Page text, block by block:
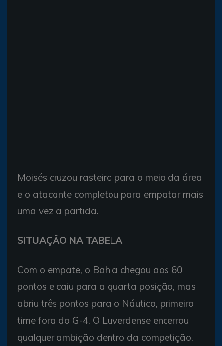
Moisés cruzou rasteiro para o meio da área
e o atacante completou para empatar mais
uma vez a partida.
SITUAÇÃO NA TABELA
Com o empate, o Bahia chegou aos 60
pontos e caiu para a quarta posição, mas
abriu três pontos para o Náutico, primeiro
time fora do G-4. O Luverdense encerrou
qualquer ambição dentro da competição.